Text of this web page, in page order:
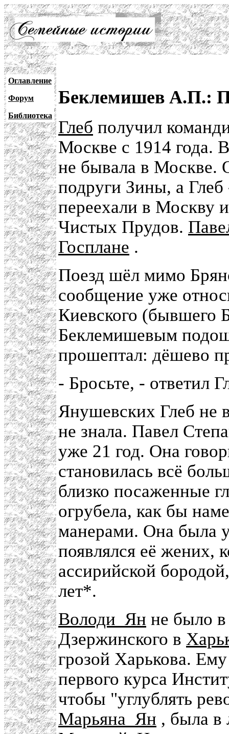
Оглавление
Форум
Библиотека
Беклемишев А.П.:
Глеб получил
Москве с 1914 года.
не бывала в Москве.
подруги Зины, а
переехали в Москву
Чистых Прудов.
Госплане .
Поезд шёл мимо
сообщение уже
Киевского (бывшего
Беклемишевым
прошептал: дёшево
- Бросьте, - ответил
Янушевских Глеб не
не знала. Павел
уже 21 год. Она
становилась всё
близко посаженные
огрубела, как бы
манерами. Она была
появлялся её жених,
ассирийской
лет*.
Володи_Ян не было
Дзержинского в
грозой Харькова.
первого курса
чтобы "углублять
Марьяна_Ян , была в